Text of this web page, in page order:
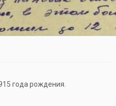
года рождения.